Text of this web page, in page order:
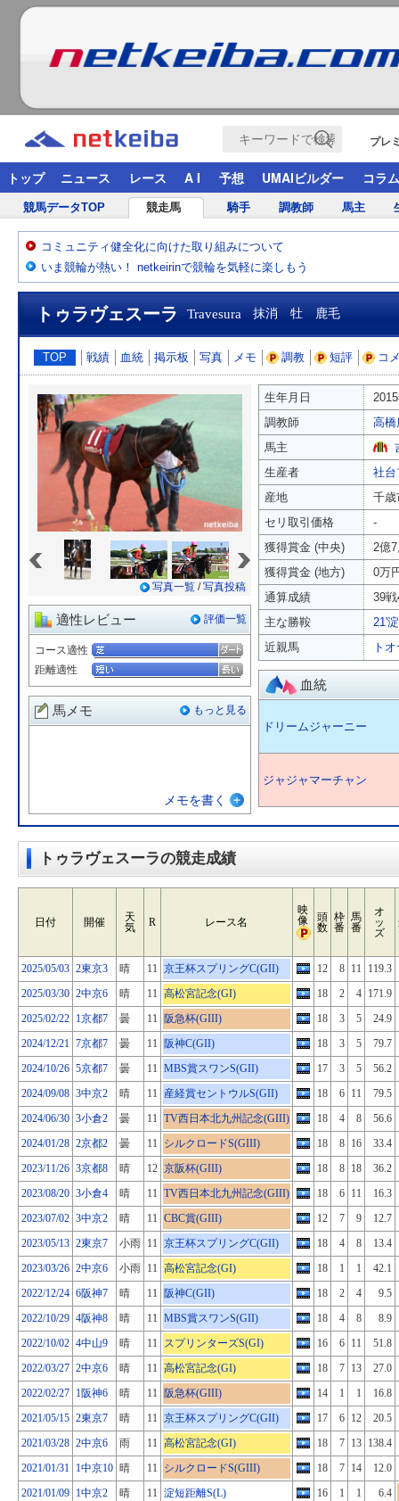
プレ
トップ ニュース レース A I 予想 UMAIビルダー コラム
競馬データTOP 競走馬 騎手 調教師 馬主
コミュニティ健全化に向けた取り組みについて
いま競輪が熱い！ netkeirinで競輪を気軽に楽しもう
トゥラヴェスーラ Travesura 抹消 牡 鹿毛
TOP 戦績 血統 掲示板 写真 メモ 調教 短評 コ
写真一覧 /写真投稿
適性レビュー 評価一覧
コース適性
距離適性
馬メモ もっと見る
メモを書く
生年月日
調教師
高橋
馬主
生産者
社台
産地
千歳
セリ取引価格
-
獲得賞金 (中央)
2億
獲得賞金 (地方)
0万
通算成績
39
主な勝鞍
21'
近親馬
ト
血統
ドリームジャーニー
ジャジャマーチャン
トゥラヴェスーラの競走成績
日付 開催
天
気
R レース名
映
像
頭
数
枠
番
馬
番
オ
ッ
ズ
2025/05/03 2東京3 晴 11 京王杯スプリングC(GII) 12 8 11 119.3
2025/03/30 2中京6 晴 11 高松宮記念(GI) 18 2 4 171.9
2025/02/22 1京都7 曇 11 阪急杯(GIII) 18 3 5
24.9
2024/12/21 7京都7 曇 11 阪神C(GII) 18 3 5 79.7
2024/10/26 5京都7 曇 11 MBS賞スワンS(GII) 17 3 5 56.2
2024/09/08 3中京2 晴 11 産経賞セントウルS(GII) 18 6 11 79.5
2024/06/30 3小倉2 曇 11 TV西日本北九州記念(GIII) 18 4 8 56.6
2024/01/28 2京都2 曇 11 シルクロードS(GIII) 18 8 16
33.4
2023/11/26 3京都8 晴 12 京阪杯(GIII) 18 8 18 36.2
2023/08/20 3小倉4 晴 11 TV西日本北九州記念(GIII) 18 6 11
16.3
2023/07/02 3中京2 晴 11 CBC賞(GIII) 12 7 9
12.7
2023/05/13 2東京7 小雨 11 京王杯スプリングC(GII) 18 4 8
13.4
2023/03/26 2中京6 小雨 11 高松宮記念(GI) 18 1 1 42.1
2022/12/24 6阪神7 晴 11 阪神C(GII) 18 2 4
9.5
2022/10/29 4阪神8 晴 11 MBS賞スワンS(GII) 18 4 8
8.9
2022/10/02 4中山9 晴 11 スプリンターズS(GI) 16 6 11 51.8
2022/03/27 2中京6 晴 11 高松宮記念(GI) 18 7 13
27.0
2022/02/27 1阪神6 晴 11 阪急杯(GIII) 14 1 1
16.8
2021/05/15 2東京7 晴 11 京王杯スプリングC(GII) 17 6 12 20.5
2021/03/28 2中京6 雨 11 高松宮記念(GI) 18 7 13 138.4
2021/01/31 1中京10 晴 11 シルクロードS(GIII) 18 7 14
12.0
2021/01/09 1中京2 晴 11 淀短距離S(L) 16 1 1
6.4